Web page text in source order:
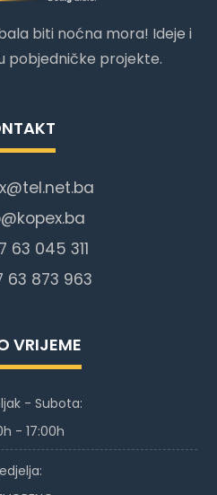
biti noćna mora! Ideje i
pobjedničke projekte.
63 045 311
63 873 963
VRIJEME
- Subota:
- 17:00h